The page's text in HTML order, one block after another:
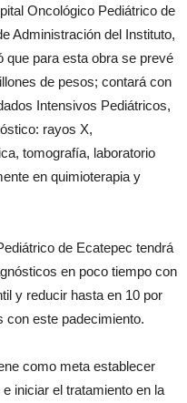
Oncológico Pediátrico de
Administración del Instituto,
que para esta obra se prevé
de pesos; contará con
Intensivos Pediátricos,
rayos X,
tomografía, laboratorio
en quimioterapia y
de Ecatepec tendrá
en poco tiempo con
y reducir hasta en 10 por
con este padecimiento.
como meta establecer
iniciar el tratamiento en la